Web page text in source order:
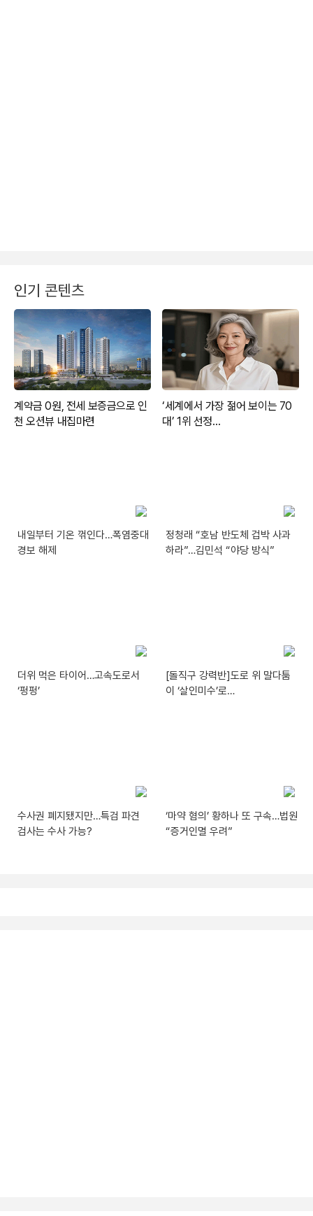
인기 콘텐츠
내일부터 기온 꺾인다…폭염중대
경보 해제
정청래 “호남 반도체 겁박 사과
하라”…김민석 “야당 방식”
더위 먹은 타이어…고속도로서
‘펑펑’
[돌직구 강력반]도로 위 말다툼
이 ‘살인미수’로…
수사권 폐지됐지만…특검 파견
검사는 수사 가능?
‘마약 혐의’ 황하나 또 구속…법원
“증거인멸 우려”